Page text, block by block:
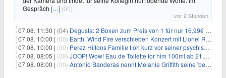
Gespräch […] (00)
vor 2 Stunden
07.08. 11:30 | (04) Degusta: 2 Boxen zum Preis von 1 für nur 16,99€ inkl. Versand
07.08. 10:00 | (00) Earth, Wind Fire verschieben Konzert mit Lionel Richie nach medizinischem Notfall
07.08. 10:00 | (00) Perez Hiltons Familie floh kurz vor seiner psychischen Krise aus dem Haus
07.08. 08:05 | (00) JOOP! Wow! Eau de Toilette for him 100ml ab 21,84€ im Sparabo
07.08. 08:00 | (00) Antonio Banderas nennt Melanie Griffith seine 'beste Freundin'